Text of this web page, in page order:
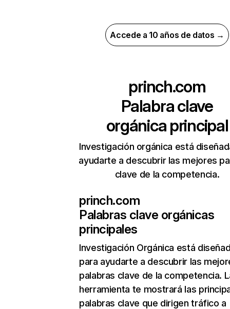
Accede a 10 años de datos →
princh.com
Palabra clave
orgánica principal
Investigación orgánica está
ayudarte a descubrir las mejores
clave de la competencia.
princh.com
Palabras clave orgánicas
principales
Investigación Orgánica está
para ayudarte a descubrir las
palabras clave de la competencia.
herramienta te mostrará las
palabras clave que dirigen tráfico a